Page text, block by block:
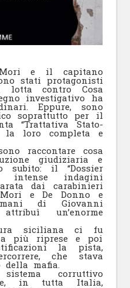
e il capitano
stati protagonisti
contro Cosa
investigativo ha
Eppure, sono
soprattutto per il
“Trattativa Stato-
la loro completa e
raccontare cosa
giudiziaria e
subito: il “Dossier
intense indagini
dai carabinieri
e De Donno e
di Giovanni
un’enorme
siciliana ci fu
più riprese e poi
la pista,
che stava
mafia.
corruttivo
in tutta Italia,